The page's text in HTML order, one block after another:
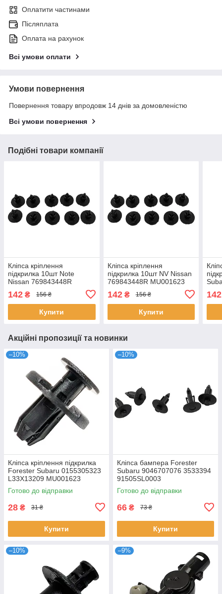
Оплатити частинами
Післяплата
Оплата на рахунок
Всі умови оплати
Умови повернення
Повернення товару впродовж 14 днів за домовленістю
Всі умови повернення
Подібні товари компанії
Кліпса кріплення
підкрилка 10шт Note
Nissan 769843448R
0155305323
142 ₴ 156 ₴
Купити
Кліпса кріплення
підкрилка 10шт NV Nissan
769843448R MU001623
59114AG000 0155305323
142₴ 156 ₴
Купити
142
Акційні пропозиції та новинки
–10%
Кліпса кріплення підкрилка
Forester Subaru 0155305323
L33X13209 MU001623
59114AG000
Готово до відправки
28 ₴ 31 ₴
Купити
–10%
Кліпса бампера Forester
Subaru 9046707076 3533394
91505SL0003
Готово до відправки
66 ₴ 73 ₴
Купити
–10% –9%